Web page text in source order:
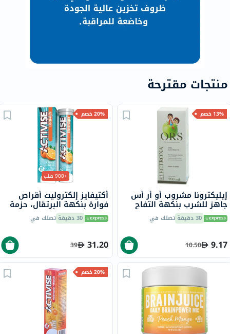
منتجات مقترحة
13% خصم
إيليكترونا مشروب أو أر أس
جاهز للشرب بنكهة التفاح
200 مل 30 دقيقة تصلك في
9.17
10.50
20% خصم
+900 طلب
أكتيفايز إلكتروليت أقراص
فوارة بنكهة البرتقال، حزمة
من 20 30 دقيقة تصلك في
31.20
39
20% خصم